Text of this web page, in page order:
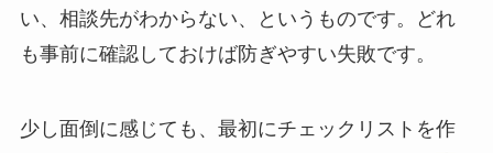
い、相談先がわからない、というものです。どれ
も事前に確認しておけば防ぎやすい失敗です。
少し面倒に感じても、最初にチェックリストを作